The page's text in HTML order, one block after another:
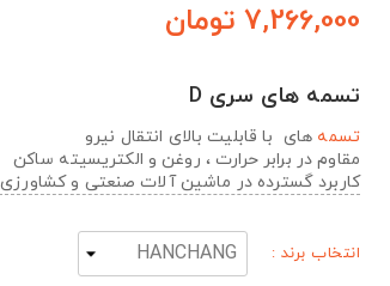
7,266,000 تومان
تسمه های سری D
تسمه های با قابلیت بالای انتقال نیرو
مقاوم در برابر حرارت ، روغن و الکتریسیته ساکن
کاربرد گسترده در ماشین آلات صنعتی و کشاورزی
انتخاب برند :